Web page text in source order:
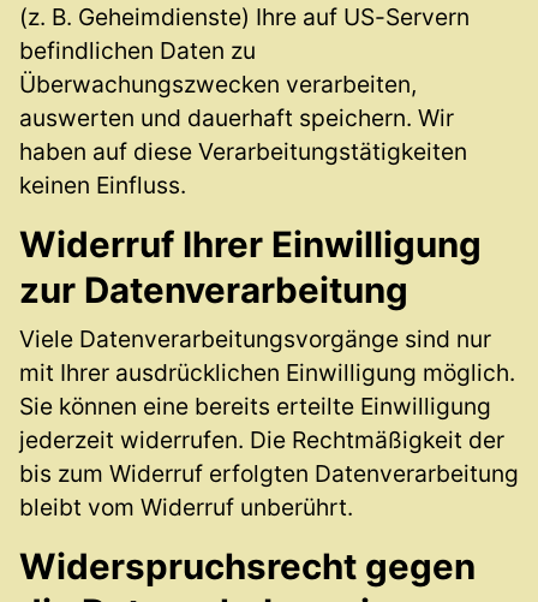
(z. B. Geheimdienste) Ihre auf US-Servern
befindlichen Daten zu
Überwachungszwecken verarbeiten,
auswerten und dauerhaft speichern. Wir
haben auf diese Verarbeitungstätigkeiten
keinen Einfluss.
Widerruf Ihrer Einwilligung
zur Datenverarbeitung
Viele Datenverarbeitungsvorgänge sind nur
mit Ihrer ausdrücklichen Einwilligung möglich.
Sie können eine bereits erteilte Einwilligung
jederzeit widerrufen. Die Rechtmäßigkeit der
bis zum Widerruf erfolgten Datenverarbeitung
bleibt vom Widerruf unberührt.
Widerspruchsrecht gegen